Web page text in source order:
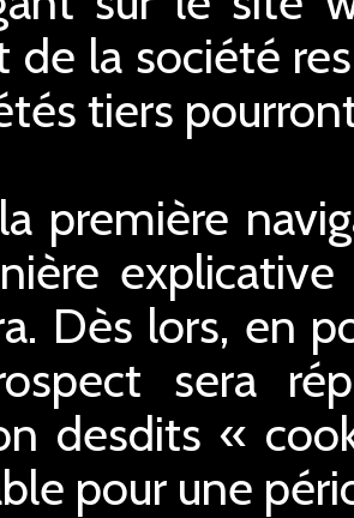
de la société
tiers
première
Dès lors, en
sera
desdits «
pour une